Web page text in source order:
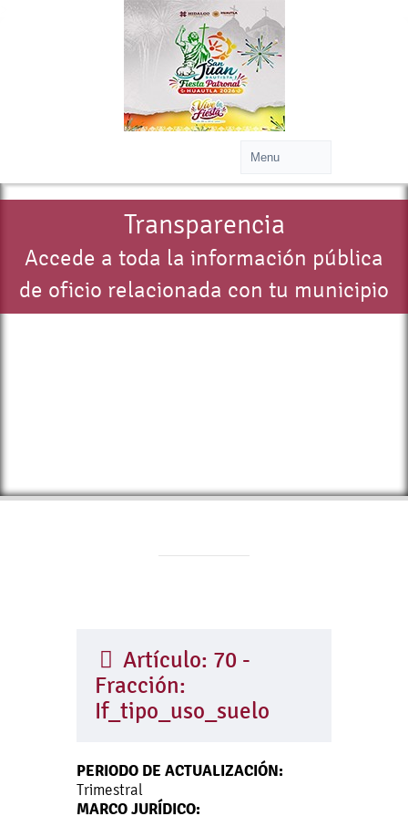
Transparencia
Accede a toda la información pública
de oficio relacionada con tu municipio
Artículo: 70 -
Fracción:
If_tipo_uso_suelo
PERIODO DE ACTUALIZACIÓN:
Trimestral
MARCO JURÍDICO: